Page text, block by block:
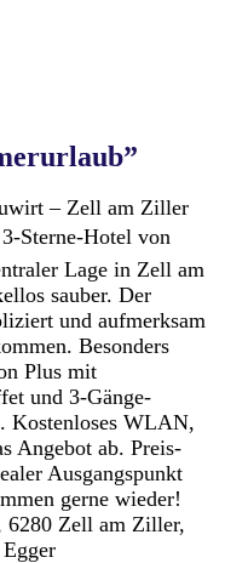
– Zell am Ziller
3-Sterne-Hotel von
Lage in Zell am
sauber. Der
und aufmerksam
Besonders
Plus mit
und 3-Gänge-
Kostenloses WLAN,
Angebot ab. Preis-
Ausgangspunkt
gerne wieder!
Zell am Ziller,